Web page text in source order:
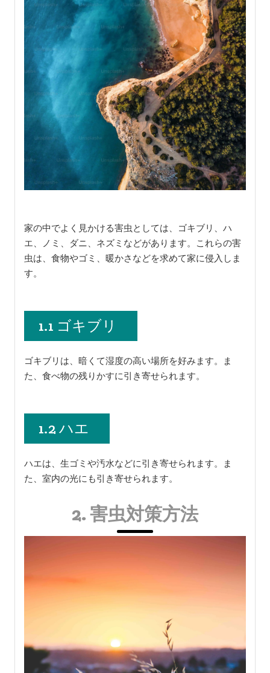
家の中でよく見かける害虫としては、ゴキブリ、ハ
エ、ノミ、ダニ、ネズミなどがあります。これらの害
虫は、食物やゴミ、暖かさなどを求めて家に侵入しま
す。
1.1 ゴキブリ
ゴキブリは、暗くて湿度の高い場所を好みます。ま
た、食べ物の残りかすに引き寄せられます。
1.2 ハエ
ハエは、生ゴミや汚水などに引き寄せられます。ま
た、室内の光にも引き寄せられます。
2. 害虫対策方法